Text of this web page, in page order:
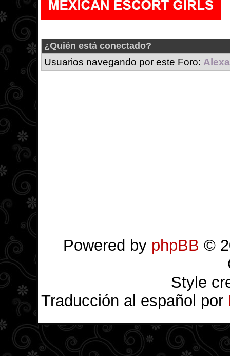
¿Quién está conectado?
Usuarios navegando por este Foro:
Powered by phpBB ©
Style
Traducción al español por